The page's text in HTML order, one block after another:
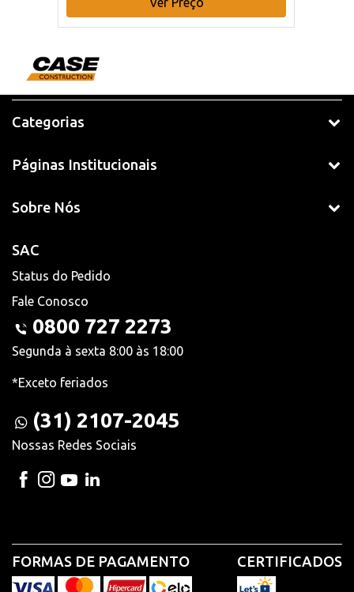
Categorias
Páginas Institucionais
Sobre Nós
SAC
Status do Pedido
Fale Conosco
0800 727 2273
Segunda à sexta 8:00 às 18:00
*Exceto feriados
(31) 2107-2045
Nossas Redes Sociais
FORMAS DE PAGAMENTO CERTIFICADOS